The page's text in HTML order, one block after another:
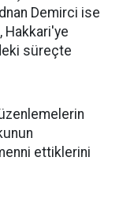
Demirci ise
Hakkari'ye
süreçte
ettiklerini